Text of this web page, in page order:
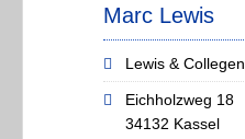
Marc Lewis
Lewis & Collegen
Eichholzweg 18
34132 Kassel